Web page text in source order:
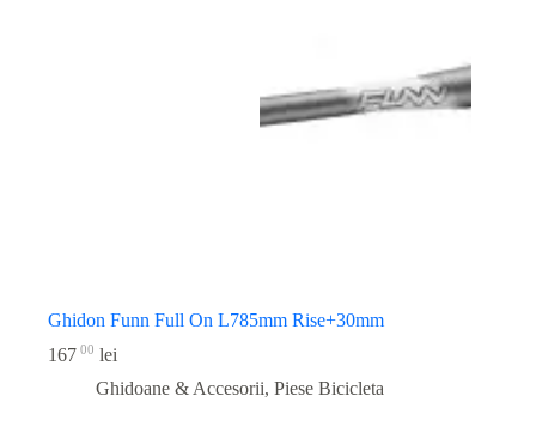
Ghidon Funn Full On L785mm Rise+30mm
167 00 lei
Ghidoane & Accesorii, Piese Bicicleta